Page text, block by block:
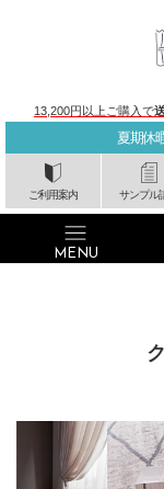
夏期休
ご利用案内 サンプル
13,200円以上ご購入で